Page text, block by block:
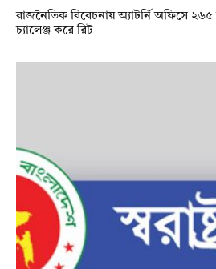
রাজনৈতিক বিবেচনায় অ‍্যাটর্নি অফিসে
চ্যালেঞ্জ করে রিট